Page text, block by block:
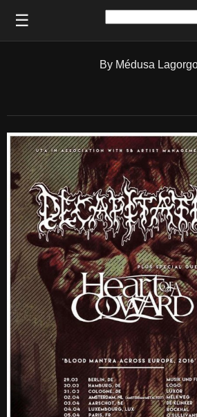
☰
By Médusa